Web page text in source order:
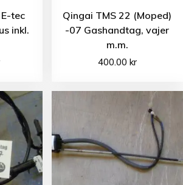
tec
inkl.
Qingai TMS 22 (Moped)
-07 Gashandtag, vajer
m.m.
400.00 kr